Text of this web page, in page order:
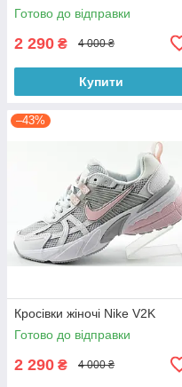
Готово до відправки
2 290 ₴ 4 000 ₴
Купити
–43%
Кросівки жіночі Nike V2K
Готово до відправки
2 290 ₴ 4 000 ₴